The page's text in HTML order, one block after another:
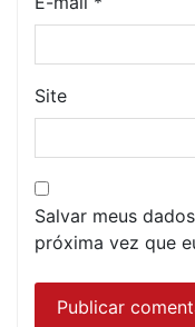
Site
Salvar meus
próxima vez que